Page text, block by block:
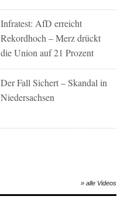
Infratest: AfD erreicht
Rekordhoch – Merz drückt
die Union auf 21 Prozent
Der Fall Sichert – Skandal in
Niedersachsen
» alle Videos